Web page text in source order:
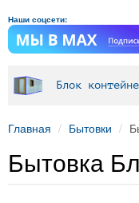
Наши соцсети:
Блок
Главная Бытовки
Бытовка